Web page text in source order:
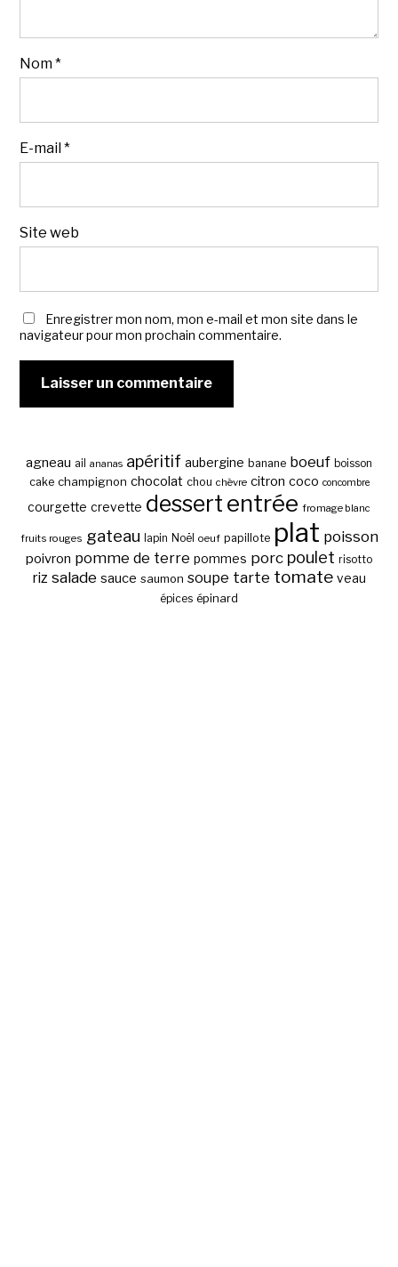
Nom*
E-mail*
Site web
Enregistrer mon nom, mon e-mail et mon site dans le
navigateur pour mon prochain commentaire.
agneau ail ananas apéritif aubergine banane boeuf boisson
cake champignon chocolat chou chèvre citron coco concombre
courgette crevette dessert entrée fromage blanc
fruits rouges gateau lapin Noël oeuf papillote plat poisson
poivron pomme de terre pommes porc poulet risotto
riz salade sauce saumon soupe tarte tomate veau
épices épinard